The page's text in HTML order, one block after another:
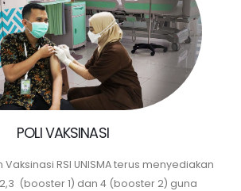
POLI VAKSINASI
RSI UNISMA terus menyediakan
(booster 1) dan 4 (booster 2) guna